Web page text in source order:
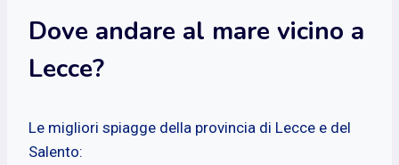
Dove andare al mare vicino a
Lecce?
Le migliori spiagge della provincia di Lecce e del
Salento: